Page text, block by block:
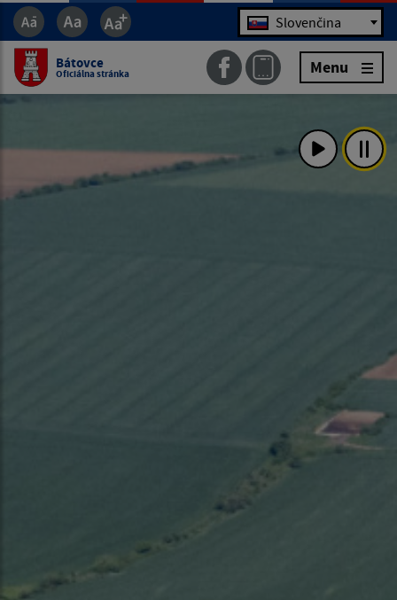
Jazyk Slovenčina
Bátovce
Oficiálna stránka Menu